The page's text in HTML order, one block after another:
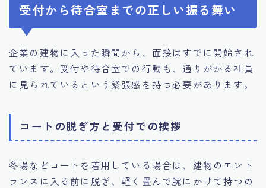
受付から待合室までの正しい振る舞い
企業の建物に入った瞬間から、面接はすでに開始され
ています。受付や待合室での行動も、通りがかる社員
に見られているという緊張感を持つ必要があります。
コートの脱ぎ方と受付での挨拶
冬場などコートを着用している場合は、建物のエント
ランスに入る前に脱ぎ、軽く畳んで腕にかけて持つの